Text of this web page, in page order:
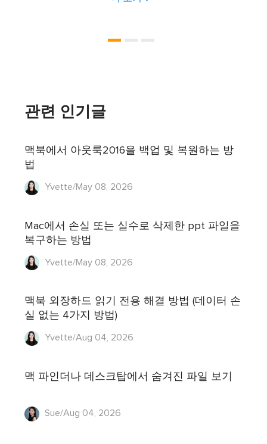
관련 인기글
맥북에서 아웃룩2016을 백업 및 복원하는 방
법
Yvette/May 08, 2026
Mac에서 손실 또는 실수로 삭제한 ppt 파일을
복구하는 방법
Yvette/May 08, 2026
맥북 외장하드 읽기 전용 해결 방법 (데이터 손
실 없는 4가지 방법)
Yvette/Aug 04, 2026
맥 파인더나 데스크탑에서 숨겨진 파일 보기
Sue/Aug 04, 2026